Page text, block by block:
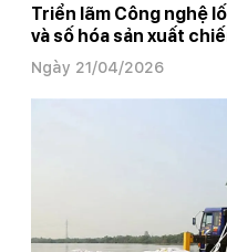
Triển lãm Công nghệ
và số hóa sản xuất
Ngày 21/04/2026